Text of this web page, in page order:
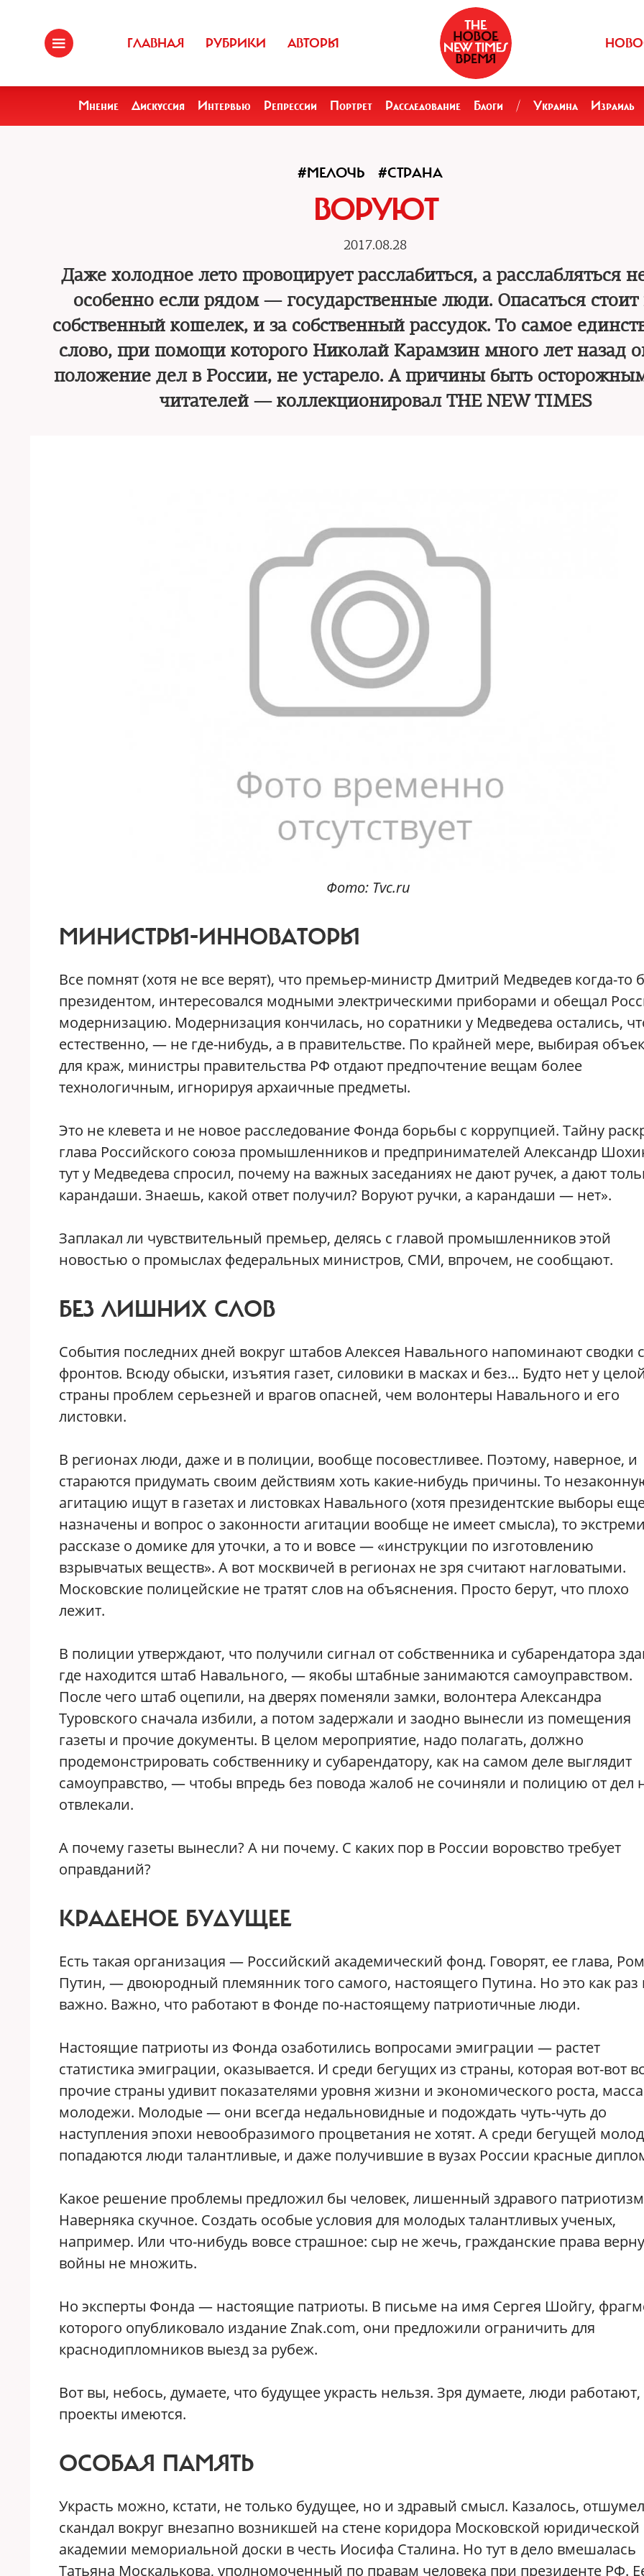
ГЛАВНАЯ РУБРИКИ АВТОРЫ
Мнение Дискуссия Интервью Репрессии Портрет Расследование Блоги / Украина Израиль
#МЕЛОЧЬ #СТРАНА
ВОРУЮТ
2017.08.28
Даже холодное лето провоцирует расслабиться, а расслабляться
особенно если рядом — государственные люди. Опасаться стоит
собственный кошелек, и за собственный рассудок. То самое
слово, при помощи которого Николай Карамзин много лет назад
положение дел в России, не устарело. А причины быть
читателей — коллекционировал THE NEW TIMES
Фото: Tvc.ru
МИНИСТРЫ-ИННОВАТОРЫ
Все помнят (хотя не все верят), что премьер-министр Дмитрий Медведев когда-то
президентом, интересовался модными электрическими приборами и обещал
модернизацию. Модернизация кончилась, но соратники у Медведева остались,
естественно, — не где-нибудь, а в правительстве. По крайней мере, выбирая
для краж, министры правительства РФ отдают предпочтение вещам более
технологичным, игнорируя архаичные предметы.
Это не клевета и не новое расследование Фонда борьбы с коррупцией. Тайну
глава Российского союза промышленников и предпринимателей Александр
тут у Медведева спросил, почему на важных заседаниях не дают ручек, а дают
карандаши. Знаешь, какой ответ получил? Воруют ручки, а карандаши — нет».
Заплакал ли чувствительный премьер, делясь с главой промышленников этой
новостью о промыслах федеральных министров, СМИ, впрочем, не сообщают.
БЕЗ ЛИШНИХ СЛОВ
События последних дней вокруг штабов Алексея Навального напоминают сводки с
фронтов. Всюду обыски, изъятия газет, силовики в масках и без… Будто нет у целой
страны проблем серьезней и врагов опасней, чем волонтеры Навального и его
листовки.
В регионах люди, даже и в полиции, вообще посовестливее. Поэтому, наверное, и
стараются придумать своим действиям хоть какие-нибудь причины. То
агитацию ищут в газетах и листовках Навального (хотя президентские выборы
назначены и вопрос о законности агитации вообще не имеет смысла), то
рассказе о домике для уточки, а то и вовсе — «инструкции по изготовлению
взрывчатых веществ». А вот москвичей в регионах не зря считают нагловатыми.
Московские полицейские не тратят слов на объяснения. Просто берут, что плохо
лежит.
В полиции утверждают, что получили сигнал от собственника и субарендатора
где находится штаб Навального, — якобы штабные занимаются самоуправством.
После чего штаб оцепили, на дверях поменяли замки, волонтера Александра
Туровского сначала избили, а потом задержали и заодно вынесли из помещения
газеты и прочие документы. В целом мероприятие, надо полагать, должно
продемонстрировать собственнику и субарендатору, как на самом деле выглядит
самоуправство, — чтобы впредь без повода жалоб не сочиняли и полицию от дел
отвлекали.
А почему газеты вынесли? А ни почему. С каких пор в России воровство требует
оправданий?
КРАДЕНОЕ БУДУЩЕЕ
Есть такая организация — Российский академический фонд. Говорят, ее глава,
Путин, — двоюродный племянник того самого, настоящего Путина. Но это как раз
важно. Важно, что работают в Фонде по-настоящему патриотичные люди.
Настоящие патриоты из Фонда озаботились вопросами эмиграции — растет
статистика эмиграции, оказывается. И среди бегущих из страны, которая вот-вот
прочие страны удивит показателями уровня жизни и экономического роста, масса
молодежи. Молодые — они всегда недальновидные и подождать чуть-чуть до
наступления эпохи невообразимого процветания не хотят. А среди бегущей
попадаются люди талантливые, и даже получившие в вузах России красные
Какое решение проблемы предложил бы человек, лишенный здравого
Наверняка скучное. Создать особые условия для молодых талантливых ученых,
например. Или что-нибудь вовсе страшное: сыр не жечь, гражданские права
войны не множить.
Но эксперты Фонда — настоящие патриоты. В письме на имя Сергея Шойгу,
которого опубликовало изданиеZnak.com, они предложили ограничить для
краснодипломников выезд за рубеж.
Вот вы, небось, думаете, что будущее украсть нельзя. Зря думаете, люди работают,
проекты имеются.
ОСОБАЯ ПАМЯТЬ
Украсть можно, кстати, не только будущее, но и здравый смысл. Казалось,
скандал вокруг внезапно возникшей на стене коридора Московской юридической
академии мемориальной доски в честь Иосифа Сталина. Но тут в дело вмешалась
Татьяна Москалькова, уполномоченный по правам человека при президенте РФ.